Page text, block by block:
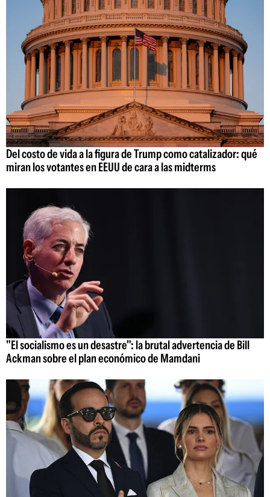
Del costo de vida a la figura de Trump como catalizador: qué
miran los votantes en EEUU de cara a las midterms
"El socialismo es un desastre": la brutal advertencia de Bill
Ackman sobre el plan económico de Mamdani